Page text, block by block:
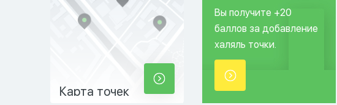
Карта точек
Вы получите +20
баллов за добавление
халяль точки.